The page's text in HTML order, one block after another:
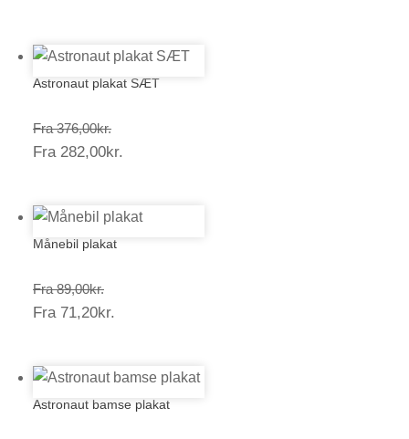
Astronaut plakat SÆT
Fra 376,00kr.Prisinterval:
376,00kr.
Fra 282,00kr.
Månebil plakat
Fra 89,00kr.Prisinterval:
89,00kr.
Fra 71,20kr.
Astronaut bamse plakat